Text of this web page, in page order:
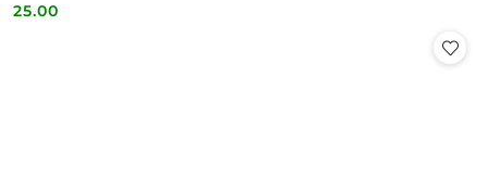
Cena:
25.00